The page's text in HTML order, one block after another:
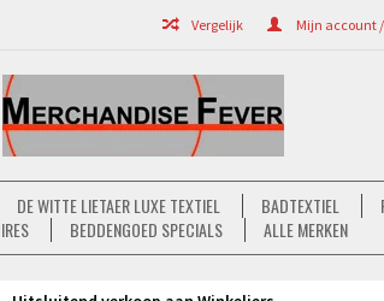
Mijn account
Vergelijk
DE WITTE LIETAER LUXE TEXTIEL BADTEXTIEL
BEDDENGOED SPECIALS ALLE MERKEN